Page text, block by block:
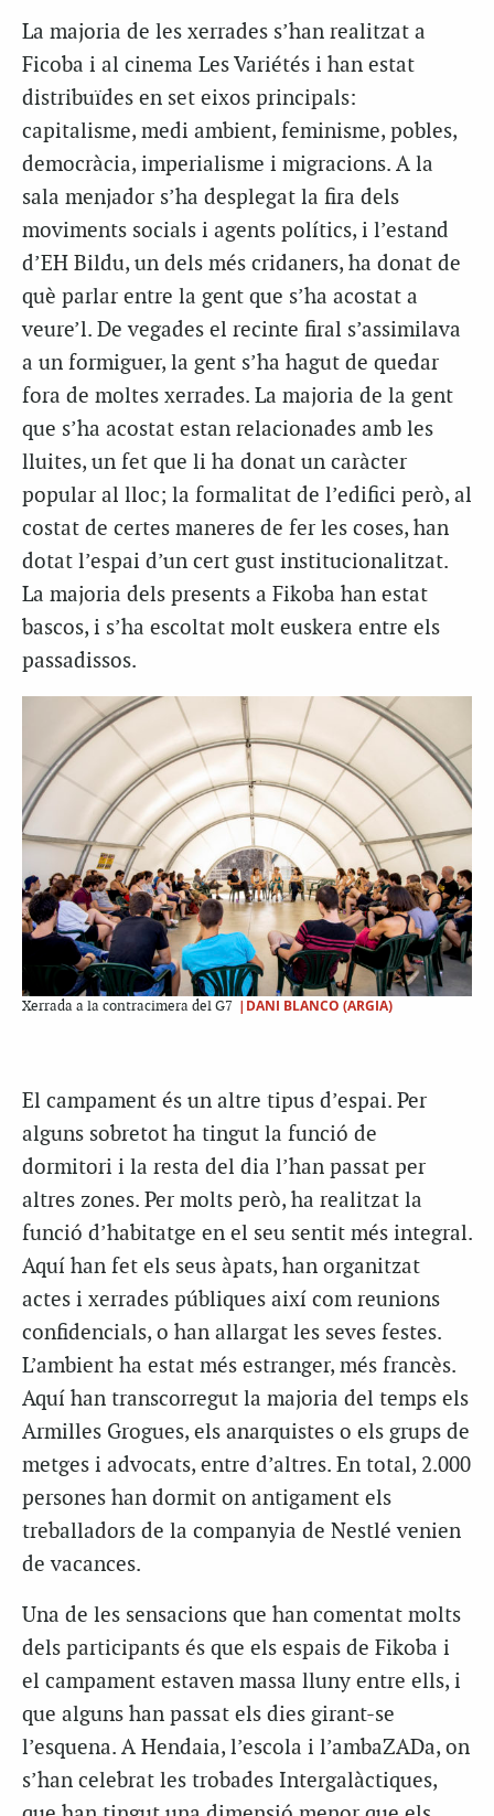
La majoria de les xerrades s’han realitzat a
Ficoba i al cinema Les Variétés i han estat
distribuïdes en set eixos principals:
capitalisme, medi ambient, feminisme, pobles,
democràcia, imperialisme i migracions. A la
sala menjador s’ha desplegat la fira dels
moviments socials i agents polítics, i l’estand
d’EH Bildu, un dels més cridaners, ha donat de
què parlar entre la gent que s’ha acostat a
veure’l. De vegades el recinte firal s’assimilava
a un formiguer, la gent s’ha hagut de quedar
fora de moltes xerrades. La majoria de la gent
que s’ha acostat estan relacionades amb les
lluites, un fet que li ha donat un caràcter
popular al lloc; la formalitat de l’edifici però, al
costat de certes maneres de fer les coses, han
dotat l’espai d’un cert gust institucionalitzat.
La majoria dels presents a Fikoba han estat
bascos, i s’ha escoltat molt euskera entre els
passadissos.
Xerrada a la contracimera del G7 |DANI BLANCO (ARGIA)
El campament és un altre tipus d’espai. Per
alguns sobretot ha tingut la funció de
dormitori i la resta del dia l’han passat per
altres zones. Per molts però, ha realitzat la
funció d’habitatge en el seu sentit més integral.
Aquí han fet els seus àpats, han organitzat
actes i xerrades públiques així com reunions
confidencials, o han allargat les seves festes.
L’ambient ha estat més estranger, més francès.
Aquí han transcorregut la majoria del temps els
Armilles Grogues, els anarquistes o els grups de
metges i advocats, entre d’altres. En total, 2.000
persones han dormit on antigament els
treballadors de la companyia de Nestlé venien
de vacances.
Una de les sensacions que han comentat molts
dels participants és que els espais de Fikoba i
el campament estaven massa lluny entre ells, i
que alguns han passat els dies girant-se
l’esquena. A Hendaia, l’escola i l’ambaZADa, on
s’han celebrat les trobades Intergalàctiques,